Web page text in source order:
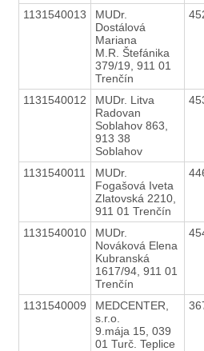
1131540013
MUDr.
Dostálová
Mariana
M.R. Štefánika
379/19, 911 01
Trenčín
1131540012
MUDr. Litva
Radovan
Soblahov 863,
913 38
Soblahov
1131540011
MUDr.
Fogašová Iveta
Zlatovská 2210,
911 01 Trenčín
1131540010
MUDr.
Nováková Elena
Kubranská
1617/94, 911 01
Trenčín
1131540009
MEDCENTER,
s.r.o.
9.mája 15, 039
01 Turč. Teplice